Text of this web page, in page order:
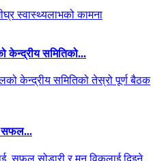
केन्द्रीय समितिको...
सफल...